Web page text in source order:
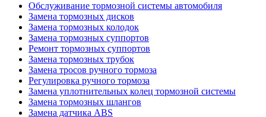
Обслуживание тормозной системы автомобиля
Замена тормозных дисков
Замена тормозных колодок
Замена тормозных суппортов
Ремонт тормозных суппортов
Замена тормозных трубок
Замена тросов ручного тормоза
Регулировка ручного тормоза
Замена уплотнительных колец тормозной системы
Замена тормозных шлангов
Замена датчика ABS